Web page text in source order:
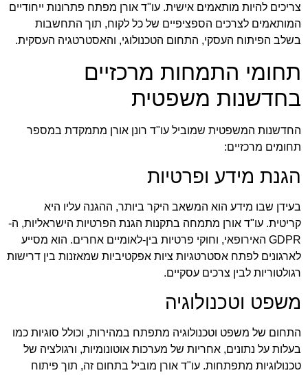
צריכים להיות מותאמים אישית. עו"ד אורן מפתח פתרונות ייחודיים
המותאמים לצרכים הספציפיים של כל לקוח, תוך התחשבות
בשלב הפיתוח העסקי, התחום הטכנולוגי, והאסטרטגיה העסקית.
תחומי התמחות מרכזיים
בחדשנות משפטית
החדשנות המשפטית שמוביל עו"ד רונן אורן מתמקדת במספר
תחומים מרכזיים:
הגנת מידע ופרטיות
בעידן שבו מידע הוא המשאב היקר ביותר, ההגנה עליו היא
קריטית. עו"ד אורן מתמחה בתקנות הגנת הפרטיות הישראליות, ה-
GDPR האירופאי, וחוקי פרטיות בין-לאומיים אחרים. הוא מסייע
לארגונים לפתח אסטרטגיות ציות אפקטיביות שמאזנות בין דרישות
רגולטוריות לבין צרכים עסקיים.
משפט וטכנולוגיה
התחום של משפט וטכנולוגיה מתפתח במהירות, וכולל סוגיות כמו
בעלות על נתונים, אחריות של מערכות אוטונומיות, ורגולציה של
טכנולוגיות מתפתחות. עו"ד אורן מוביל בתחום זה, תוך פיתוח